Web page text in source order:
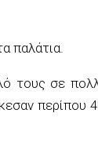
παλάτια.
τους σε
περίπου